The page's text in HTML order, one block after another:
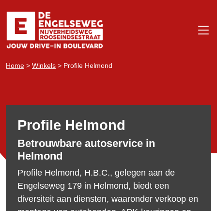
Home > Winkels > Profile Helmond
Profile Helmond
Betrouwbare autoservice in
Helmond
Profile Helmond, H.B.C., gelegen aan de
Engelseweg 179 in Helmond, biedt een
diversiteit aan diensten, waaronder verkoop en